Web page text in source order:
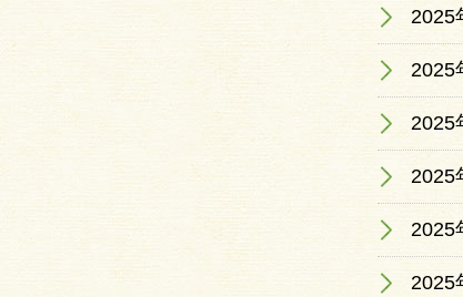
2025
2025
2025
2025
2025
2025